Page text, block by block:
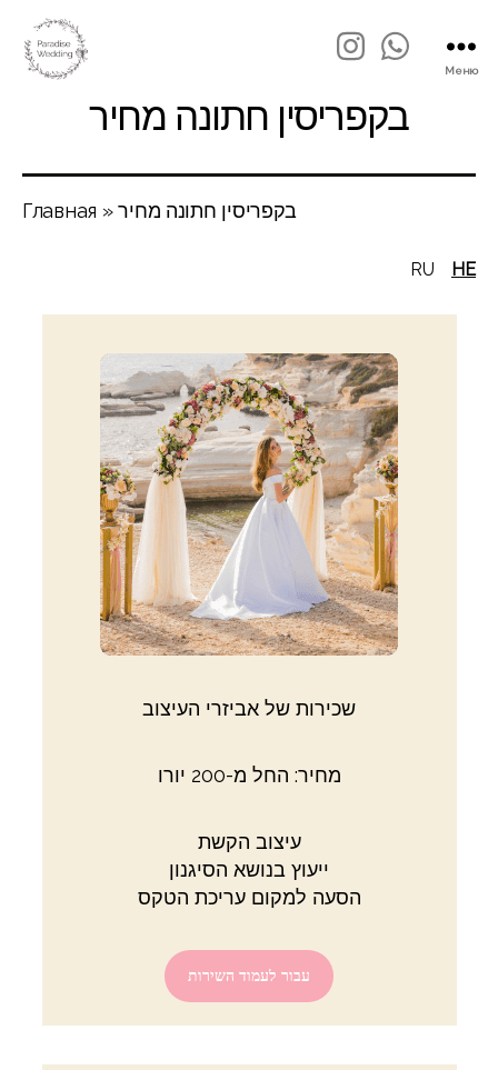
Меню
בקפריסין חתונה מחיר
Главная »בקפריסין חתונה מחיר
RU HE
שכירות של אביזרי העיצוב
מחיר: החל מ-200 יורו
עיצוב הקשת
ייעוץ בנושא הסיגנון
הסעה למקום עריכת הטקס
עבור לעמוד השירות